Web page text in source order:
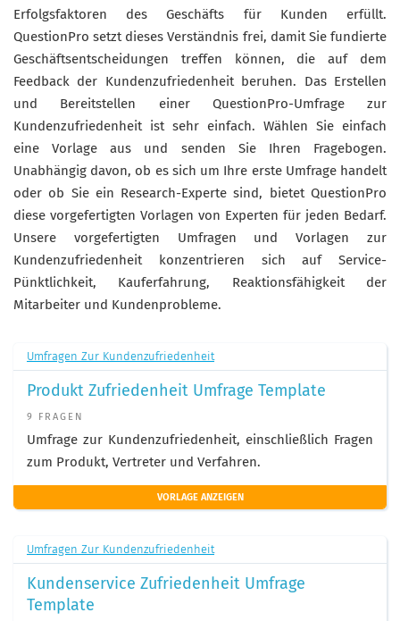
Erfolgsfaktoren des Geschäfts für Kunden erfüllt.
QuestionPro setzt dieses Verständnis frei, damit Sie fundierte
Geschäftsentscheidungen treffen können, die auf dem
Feedback der Kundenzufriedenheit beruhen. Das Erstellen
und Bereitstellen einer QuestionPro-Umfrage zur
Kundenzufriedenheit ist sehr einfach. Wählen Sie einfach
eine Vorlage aus und senden Sie Ihren Fragebogen.
Unabhängig davon, ob es sich um Ihre erste Umfrage handelt
oder ob Sie ein Research-Experte sind, bietet QuestionPro
diese vorgefertigten Vorlagen von Experten für jeden Bedarf.
Unsere vorgefertigten Umfragen und Vorlagen zur
Kundenzufriedenheit konzentrieren sich auf Service-
Pünktlichkeit, Kauferfahrung, Reaktionsfähigkeit der
Mitarbeiter und Kundenprobleme.
Umfragen Zur Kundenzufriedenheit
Produkt Zufriedenheit Umfrage Template
9 FRAGEN
Umfrage zur Kundenzufriedenheit, einschließlich Fragen
zum Produkt, Vertreter und Verfahren.
VORLAGE ANZEIGEN
Umfragen Zur Kundenzufriedenheit
Kundenservice Zufriedenheit Umfrage
Template